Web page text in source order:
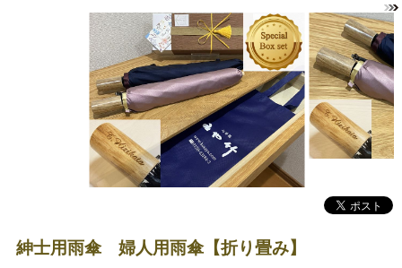
紳士用雨傘 婦人用雨傘【折り畳み】